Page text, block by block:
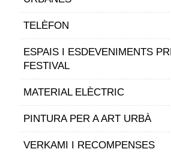
TELÈFON
ESPAIS I ESDEVENIMENTS
FESTIVAL
MATERIAL ELÈCTRIC
PINTURA PER A ART URBÀ
VERKAMI I RECOMPENSES